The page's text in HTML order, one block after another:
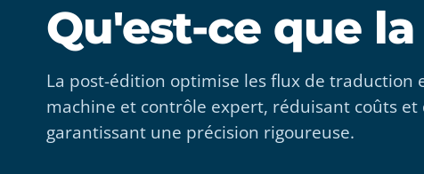
Qu'est-ce que
La post-édition optimise les flux de traduction
machine et contrôle expert, réduisant coûts et
garantissant une précision rigoureuse.